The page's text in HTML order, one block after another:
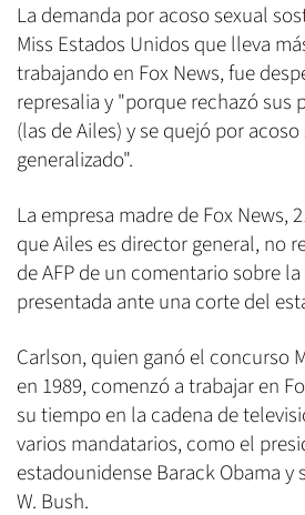
La demanda por acoso sexual
Miss Estados Unidos que lleva
trabajando en Fox News, fue
represalia y "porque rechazó sus
(las de Ailes) y se quejó por
generalizado".
La empresa madre de Fox News,
que Ailes es director general, no
de AFP de un comentario sobre
presentada ante una corte del
Carlson, quien ganó el concurso
en 1989, comenzó a trabajar en
su tiempo en la cadena de
varios mandatarios, como el
estadounidense Barack Obama y
W. Bush.